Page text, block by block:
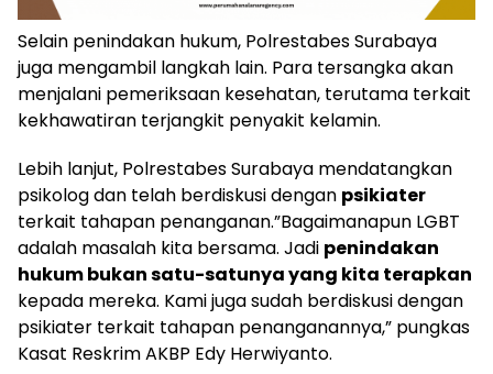
​Selain penindakan hukum, Polrestabes Surabaya
juga mengambil langkah lain. Para tersangka akan
menjalani pemeriksaan kesehatan, terutama terkait
kekhawatiran terjangkit penyakit kelamin.
​Lebih lanjut, Polrestabes Surabaya mendatangkan
psikolog dan telah berdiskusi dengan psikiater
terkait tahapan penanganan.​”Bagaimanapun LGBT
adalah masalah kita bersama. Jadi penindakan
hukum bukan satu-satunya yang kita terapkan
kepada mereka. Kami juga sudah berdiskusi dengan
psikiater terkait tahapan penanganannya,” pungkas
Kasat Reskrim AKBP Edy Herwiyanto.